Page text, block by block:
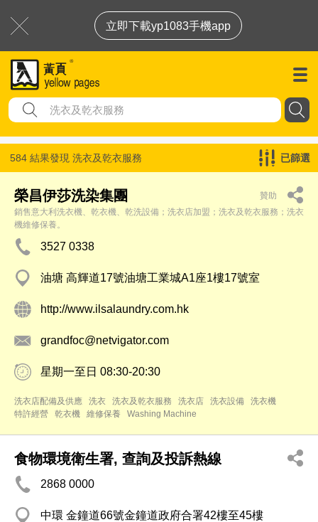
立即下載yp1083手機app
584 結果發現 洗衣及乾衣服務 已篩選
榮昌伊莎洗染集團
贊助
銷售意大利洗衣機、乾衣機、乾洗設備；洗衣店加盟；洗衣及乾衣服務；洗衣
機維修保養。
3527 0338
油塘 高輝道17號油塘工業城A1座1樓17號室
http://www.ilsalaundry.com.hk
grandfoc@netvigator.com
星期一至日 08:30-20:30
洗衣店配備及供應 洗衣 洗衣及乾衣服務 洗衣店 洗衣設備
洗衣機
特許經營
乾衣機 維修保養 Washing Machine
食物環境衛生署, 查詢及投訴熱線
2868 0000
中環 金鐘道66號金鐘道政府合署42樓至45樓